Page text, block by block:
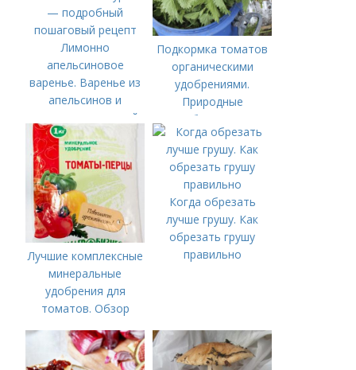
Лимонно
апельсиновое
варенье. Варенье из
апельсинов и
лимонов с кожурой
— подробный
пошаговый рецепт
Подкормка томатов
органическими
удобрениями.
Природные
удобрения для
подкормки "по листу"
Лучшие комплексные
минеральные
удобрения для
томатов. Обзор
удобрений для
томатов: правила
Когда обрезать
лучше грушу. Как
обрезать грушу
правильно